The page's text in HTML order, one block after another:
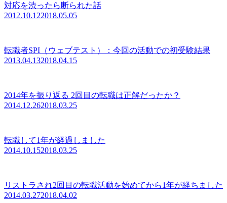
対応を渋ったら断られた話
2012.10.122018.05.05
転職者SPI（ウェブテスト）：今回の活動での初受験結果
2013.04.132018.04.15
2014年を振り返る 2回目の転職は正解だったか？
2014.12.262018.03.25
転職して1年が経過しました
2014.10.152018.03.25
リストラされ2回目の転職活動を始めてから1年が経ちました
2014.03.272018.04.02